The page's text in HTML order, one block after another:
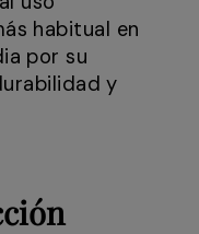
habitual en
por su
y